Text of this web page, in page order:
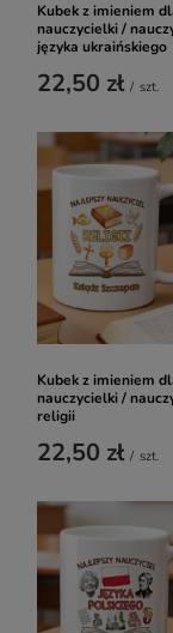
Kubek z imieniem
nauczycielki /
języka ukraińskiego
22,50 zł / szt.
Kubek z imieniem
nauczycielki /
religii
22,50 zł / szt.